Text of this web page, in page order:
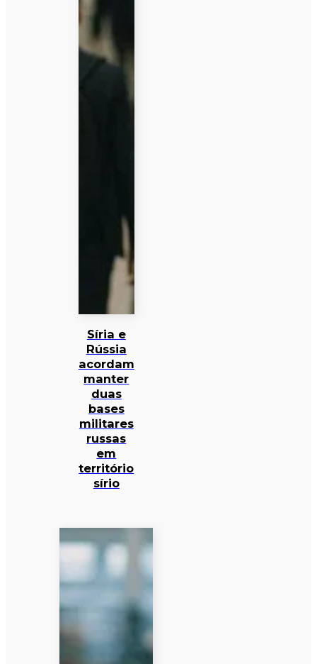
Síria e
Rússia
acordam
manter
duas
bases
militares
russas
em
território
sírio